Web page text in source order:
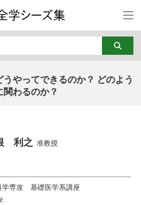
やってできるのか？ どのよう
わるのか？
利之 准教授
学専攻
基礎医学系講座
基礎医学
福祉・健康・高齢社会
ナノテク・材料